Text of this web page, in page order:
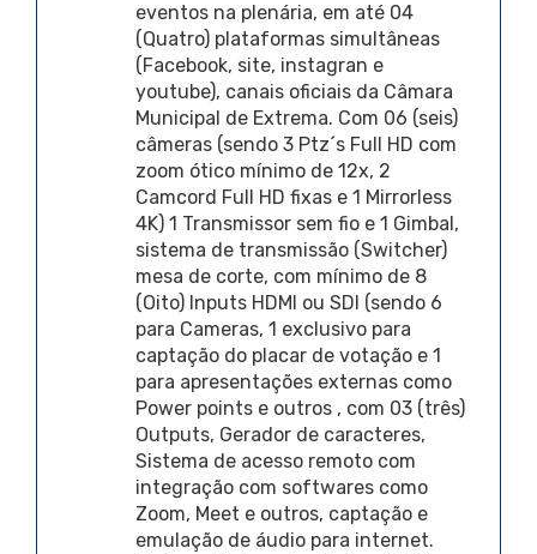
eventos na plenária, em até 04
(Quatro) plataformas simultâneas
(Facebook, site, instagran e
youtube), canais oficiais da Câmara
Municipal de Extrema. Com 06 (seis)
câmeras (sendo 3 Ptz´s Full HD com
zoom ótico mínimo de 12x, 2
Camcord Full HD fixas e 1 Mirrorless
4K) 1 Transmissor sem fio e 1 Gimbal,
sistema de transmissão (Switcher)
mesa de corte, com mínimo de 8
(Oito) Inputs HDMI ou SDI (sendo 6
para Cameras, 1 exclusivo para
captação do placar de votação e 1
para apresentações externas como
Power points e outros , com 03 (três)
Outputs, Gerador de caracteres,
Sistema de acesso remoto com
integração com softwares como
Zoom, Meet e outros, captação e
emulação de áudio para internet.